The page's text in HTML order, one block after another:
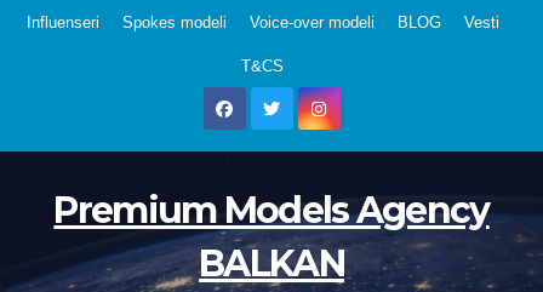
Influenseri Spokes modeli Voice-over modeli BLOG Vesti
T&CS
Premium Models Agency
BALKAN